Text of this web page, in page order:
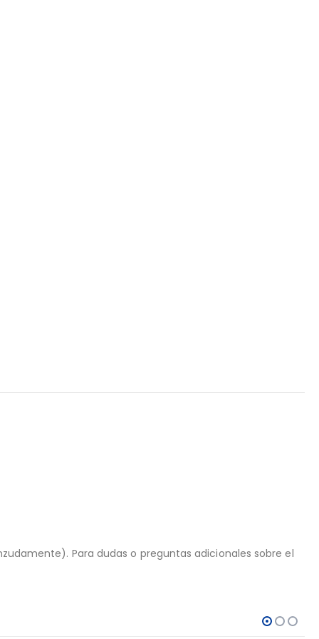
Para dudas o preguntas adicionales sobre el